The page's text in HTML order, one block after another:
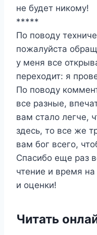
не будет никому!
*****
По поводу
пожалуйста
у меня все
переходит: я
По поводу
все разные,
вам стало легче,
здесь, то все же
вам бог всего,
Спасибо еще раз
чтение и время
и оценки!
Читать